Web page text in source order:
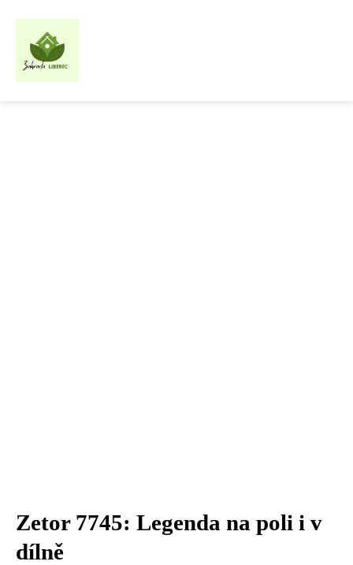
Zetor 7745: Legenda na poli i v
dílně